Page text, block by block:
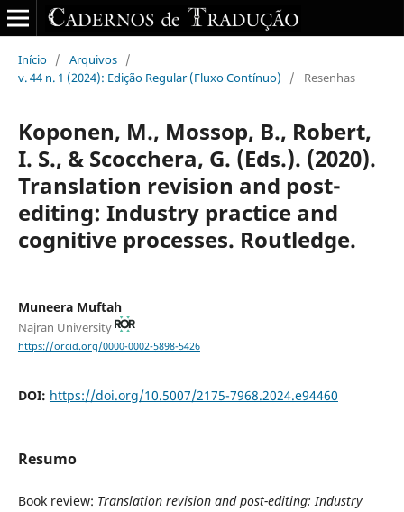
Início / Arquivos /
v. 44 n. 1 (2024): Edição Regular (Fluxo Contínuo)
/ Resenhas
Koponen, M., Mossop, B., Robert,
I. S., & Scocchera, G. (Eds.). (2020).
Translation revision and post-
editing: Industry practice and
cognitive processes. Routledge.
Muneera Muftah
Najran University
https://orcid.org/0000-0002-5898-5426
DOI: https://doi.org/10.5007/2175-7968.2024.e94460
Resumo
Book review: Translation revision and post-editing: Industry